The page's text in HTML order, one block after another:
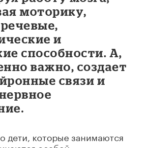
моторику,
и
способности. А,
важно, создает
связи и
дети, которые занимаются